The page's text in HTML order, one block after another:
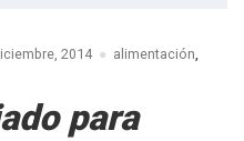
2014 alimentación
para